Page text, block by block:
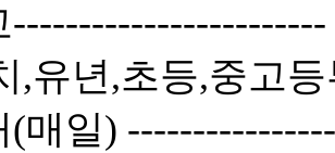
,유년,초등,중고
매일)